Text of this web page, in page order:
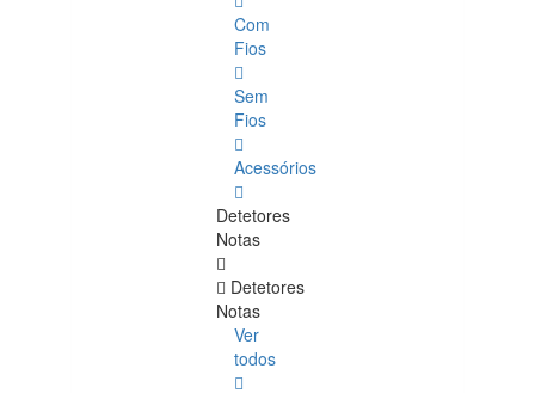
Com
Fios
Sem
Fios
Acessórios
Detetores
Notas
Detetores
Notas
Ver
todos